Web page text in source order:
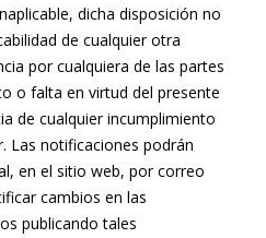
dicha disposición no
de cualquier otra
por cualquiera de las partes
o falta en virtud del presente
de cualquier incumplimiento
Las notificaciones podrán
en el sitio web, por correo
cambios en las
publicando tales